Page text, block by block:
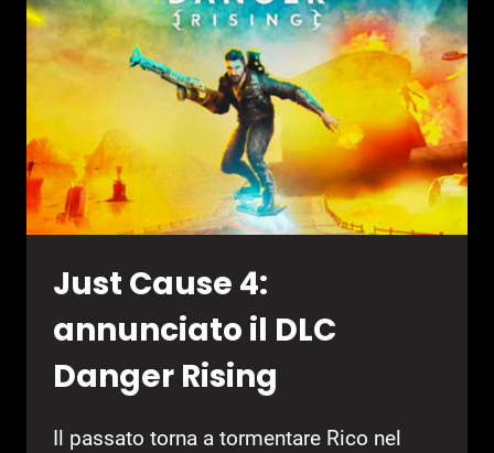
DICEMBRE
Just Cause 4:
annunciato il DLC
Danger Rising
Il passato torna a tormentare Rico nel